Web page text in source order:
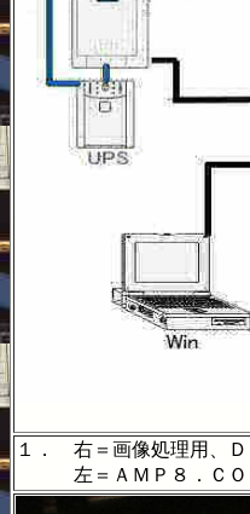
１． 右＝画像処理用、Ｄ
左＝ＡＭＰ８．ＣＯＭ